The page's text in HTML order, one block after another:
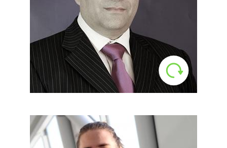
Évekig a londoni SHL központ
kutatás-fejlesztési osztályának
dolgozott, jelenleg fő
tevékenysége testre szabott
tesztező platformjaink tervezése és
működtetése.
LinkedIn